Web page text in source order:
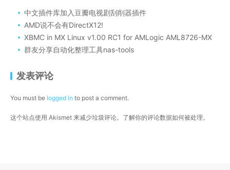
中文插件库加入豆瓣电视剧刮削器插件
AMD说不会有DirectX12!
XBMC in MX Linux v1.00 RC1 for AMLogic AML8726-MX
群友分享自动化整理工具nas-tools
发表评论
You must be logged in to post a comment.
这个站点使用 Akismet 来减少垃圾评论。 了解你的评论数据如何被处理。